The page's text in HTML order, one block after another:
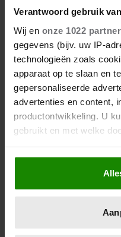
Verantwoord gebruik
Wij en onze 1022
gegevens (bijv. uw IP-
technologieën zoals
apparaat op te slaan en
gepersonaliseerde
advertenties en content,
productontwikkeling. U
gebruikt en met welke
Als u het toestaat, willen
Informatie
locatie, die tot een
scannen op
DRIESSEN IN